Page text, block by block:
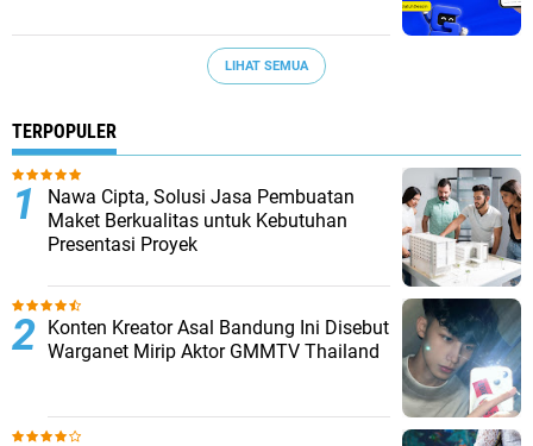
LIHAT SEMUA
TERPOPULER
Nawa Cipta, Solusi Jasa Pembuatan
Maket Berkualitas untuk Kebutuhan
Presentasi Proyek
Konten Kreator Asal Bandung Ini Disebut
Warganet Mirip Aktor GMMTV Thailand